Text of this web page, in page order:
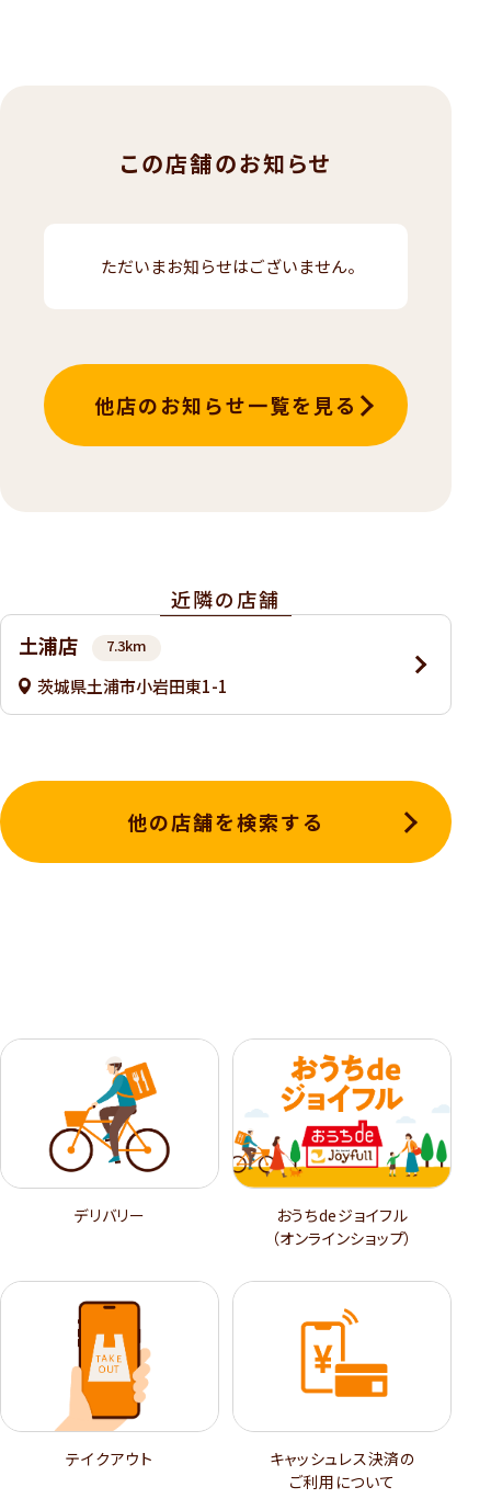
この店舗のお知らせ
ただいまお知らせはございません。
他店のお知らせ一覧を見る
近隣の店舗
土浦店
7.3km
茨城県土浦市小岩田東1-1
他の店舗を検索する
デリバリー
おうちdeジョイフル
（オンラインショップ）
テイクアウト
キャッシュレス決済の
ご利用について